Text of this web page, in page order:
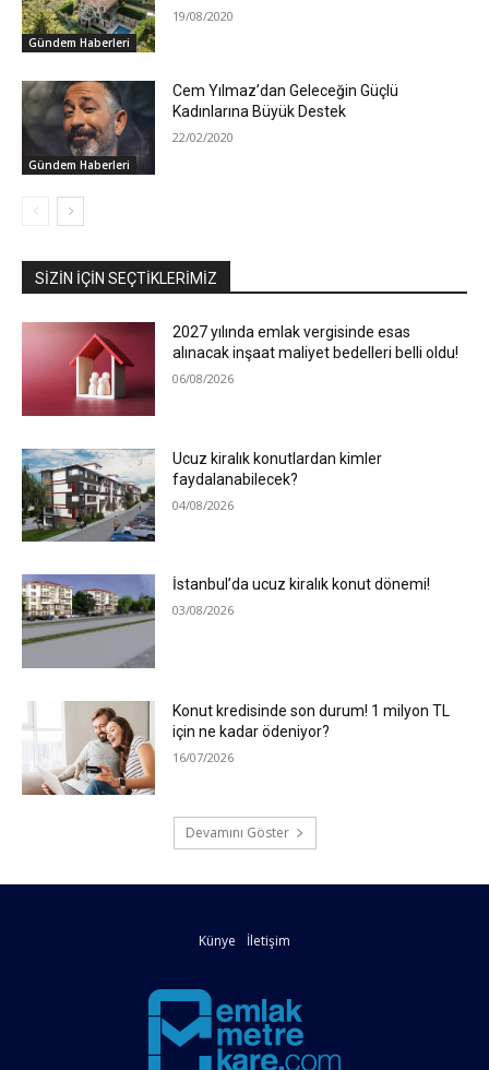
Gündem Haberleri
19/08/2020
Gündem Haberleri
Cem Yılmaz’dan Geleceğin Güçlü
Kadınlarına Büyük Destek
22/02/2020
SIZIN İÇIN SEÇTIKLERIMIZ
2027 yılında emlak vergisinde esas
alınacak inşaat maliyet bedelleri belli oldu!
06/08/2026
Ucuz kiralık konutlardan kimler
faydalanabilecek?
04/08/2026
İstanbul’da ucuz kiralık konut dönemi!
03/08/2026
Konut kredisinde son durum! 1 milyon TL
için ne kadar ödeniyor?
16/07/2026
Devamını Göster
Künye İletişim